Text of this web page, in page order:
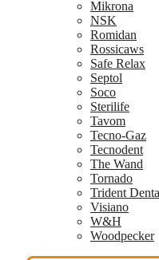
Mikrona
NSK
Romidan
Rossicaws
Safe Relax
Septol
Soco
Sterilife
Tavom
Tecno-Gaz
Tecnodent
The Wand
Tornado
Trident
Visiano
W&H
Woodpecker